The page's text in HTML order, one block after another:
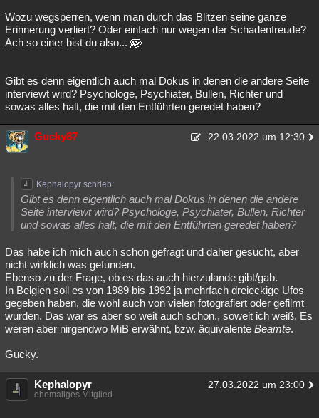
Wozu wegsperren, wenn man durch das Blitzen seine ganze
Erinnerung verliert? Oder einfach nur wegen der Schadenfreude?
Ach so einer bist du also...
Gibt es denn eigentlich auch mal Dokus in denen die andere Seite
interviewt wird? Psychologe, Psychiater, Bullen, Richter und
sowas alles halt, die mit den Entführten geredet haben?
Gucky87 22.03.2022 um 12:30
Kephalopyr schrieb:
Gibt es denn eigentlich auch mal Dokus in denen die andere
Seite interviewt wird? Psychologe, Psychiater, Bullen, Richter
und sowas alles halt, die mit den Entführten geredet haben?
Das habe ich mich auch schon gefragt und daher gesucht, aber
nicht wirklich was gefunden.
Ebenso zu der Frage, ob es das auch hierzulande gibt/gab.
In Belgien soll es von 1989 bis 1992 ja mehrfach dreieckige Ufos
gegeben haben, die wohl auch von vielen fotografiert oder gefilmt
wurden. Das war es aber so weit auch schon., soweit ich weiß. Es
weren aber nirgendwo MiB erwähnt, bzw. äquivalente Beamte.
Gucky.
Kephalopyr 27.03.2022 um 23:00
ehemaliges Mitglied